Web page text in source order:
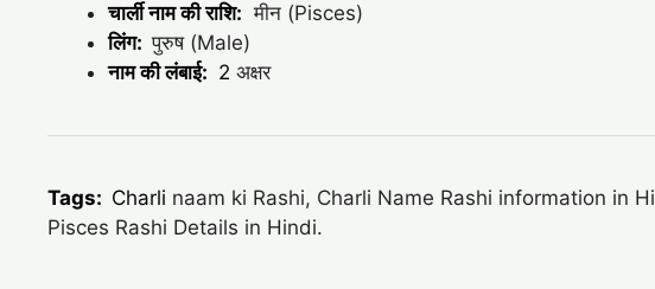
चार्ली नाम की राशि: मीन (Pisces)
लिंग: पुरुष (Male)
नाम की लंबाई: 2 अक्षर
Tags: Charli naam ki Rashi, Charli Name Rashi information in
Pisces Rashi Details in Hindi.